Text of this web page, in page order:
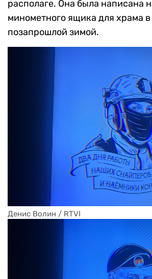
Эту икону написал участник
на Украине Антон Беликов,
располаге. Она была написана
минометного ящика для храма в
позапрошлой зимой.